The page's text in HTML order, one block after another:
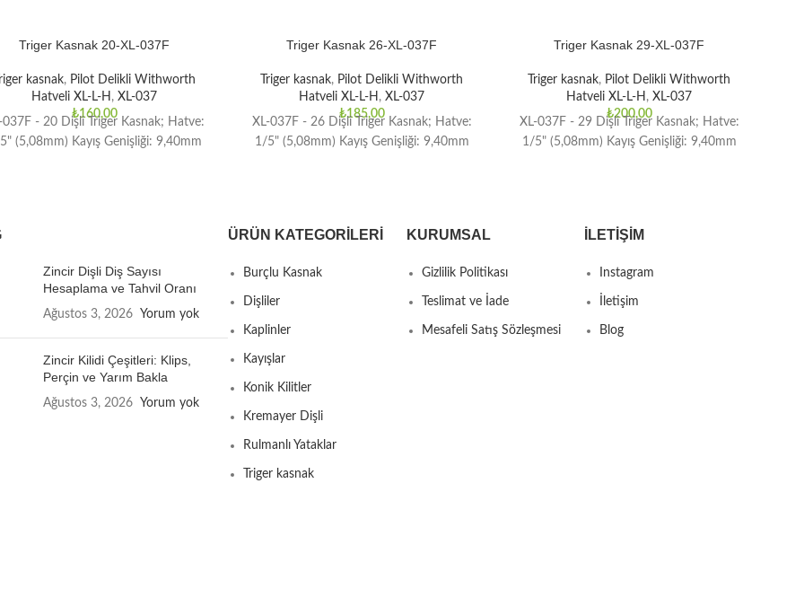
Triger Kasnak 20-XL-037F
Triger kasnak, Pilot Delikli Withworth
Hatveli XL-L-H , XL-037
₺160,00
037F - 20 Dişli Triger Kasnak; Hatve:
(5,08mm) Kayış Genişliği: 9,40mm
Triger Kasnak 26-XL-037F
Triger kasnak, Pilot Delikli Withworth
Hatveli XL-L-H , XL-037
₺185,00
XL-037F - 26 Dişli Triger Kasnak; Hatve:
1/5" (5,08mm) Kayış Genişliği: 9,40mm
Triger Kasnak 29-XL-037F
Triger kasnak, Pilot Delikli Withworth
Hatveli XL-L-H , XL-037
₺200,00
XL-037F - 29 Dişli Triger Kasnak; Hatve:
1/5" (5,08mm) Kayış Genişliği: 9,40mm
Zincir Dişli Diş Sayısı
Hesaplama ve Tahvil Oranı
Ağustos 3, 2026 Yorum yok
Zincir Kilidi Çeşitleri: Klips,
Perçin ve Yarım Bakla
Ağustos 3, 2026 Yorum yok
ÜRÜN KATEGORILERI
Burçlu Kasnak
Dişliler
Kaplinler
Kayışlar
Konik Kilitler
Kremayer Dişli
Rulmanlı Yataklar
Triger kasnak
KURUMSAL
Gizlilik Politikası
Teslimat ve İade
Mesafeli Satış Sözleşmesi
İLETIŞIM
Instagram
İletişim
Blog